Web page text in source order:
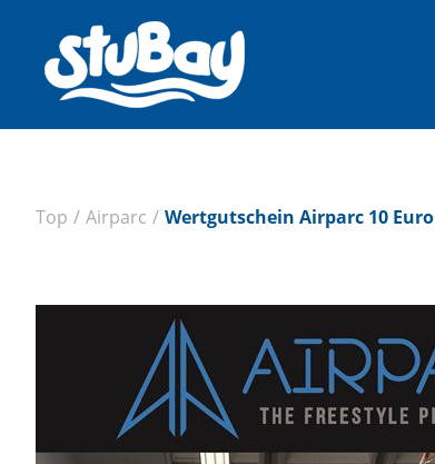
Top / Airparc / Wertgutschein Airparc 10 Euro